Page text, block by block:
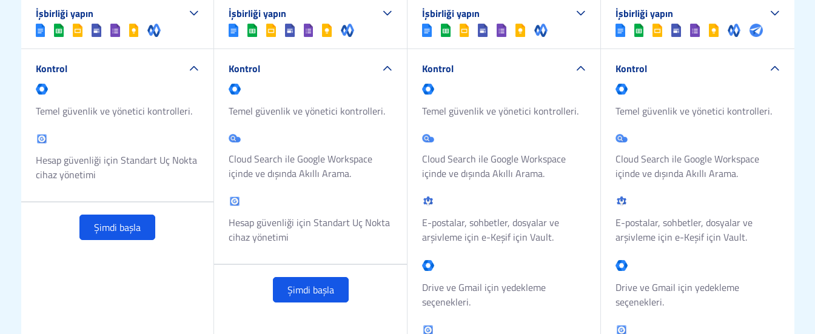
İşbirliği yapın
Kontrol
Temel güvenlik ve yönetici kontrolleri.
Hesap güvenliği için Standart Uç Nokta
cihaz yönetimi
Şimdi başla
İşbirliği yapın
Kontrol
Temel güvenlik ve yönetici kontrolleri.
Cloud Search ile Google Workspace
içinde ve dışında Akıllı Arama.
Hesap güvenliği için Standart Uç Nokta
cihaz yönetimi
Şimdi başla
İşbirliği yapın
Kontrol
Temel güvenlik ve yönetici kontrolleri.
Cloud Search ile Google Workspace
içinde ve dışında Akıllı Arama.
E-postalar, sohbetler, dosyalar ve
arşivleme için e-Keşif için Vault.
Drive ve Gmail için yedekleme
seçenekleri.
İşbirliği yapın
Kontrol
Temel güvenlik ve yönetici kontrolleri.
Cloud Search ile Google Workspace
içinde ve dışında Akıllı Arama.
E-postalar, sohbetler, dosyalar ve
arşivleme için e-Keşif için Vault.
Drive ve Gmail için yedekleme
seçenekleri.